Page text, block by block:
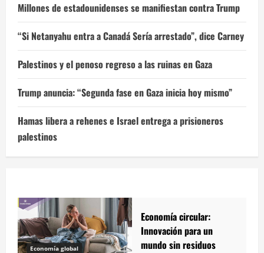
Millones de estadounidenses se manifiestan contra Trump
“Si Netanyahu entra a Canadá Sería arrestado”, dice Carney
Palestinos y el penoso regreso a las ruinas en Gaza
Trump anuncia: “Segunda fase en Gaza inicia hoy mismo”
Hamas libera a rehenes e Israel entrega a prisioneros
palestinos
Economía global
Economía circular:
Innovación para un
mundo sin residuos